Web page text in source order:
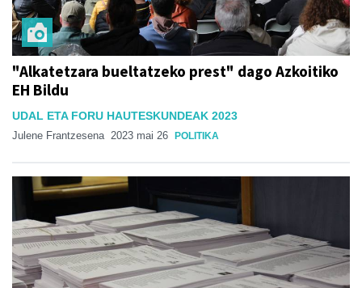
"Alkatetzara bueltatzeko prest" dago Azkoitiko
EH Bildu
UDAL ETA FORU HAUTESKUNDEAK 2023
Julene Frantzesena 2023 mai 26 POLITIKA